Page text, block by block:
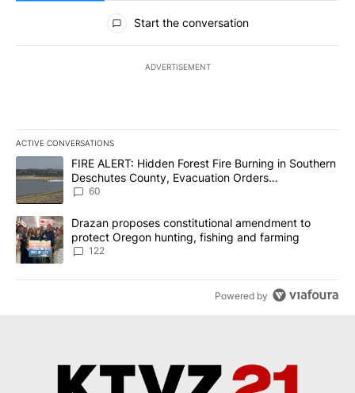
All Comments
Start the conversation
ADVERTISEMENT
ACTIVE CONVERSATIONS
The following is a list of the most commented articles in the last
A trending article titled "FIRE ALERT: Hidden Forest Fire
FIRE ALERT: Hidden Forest Fire Burning in Southern
Deschutes County, Evacuation Orders
Implemented
60
A trending article titled "Drazan proposes constitutional
Drazan proposes constitutional amendment to
protect Oregon hunting, fishing and farming
122
Powered by